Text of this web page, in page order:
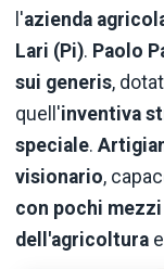
l'azienda
Lari (Pi). Paolo
sui generis,
quell'inventiva
speciale.
visionario,
con pochi
dell'agricoltura